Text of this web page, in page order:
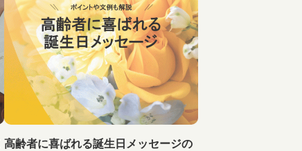
高齢者に喜ばれる誕生日メッセージの